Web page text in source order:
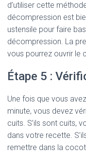
d’utiliser cette
décompression est
ustensile pour faire
décompression. La
vous pourrez ouvrir le
Étape 5 :
Une fois que vous
minute, vous devez
cuits. S’ils sont cuits,
dans votre recette.
remettre dans la